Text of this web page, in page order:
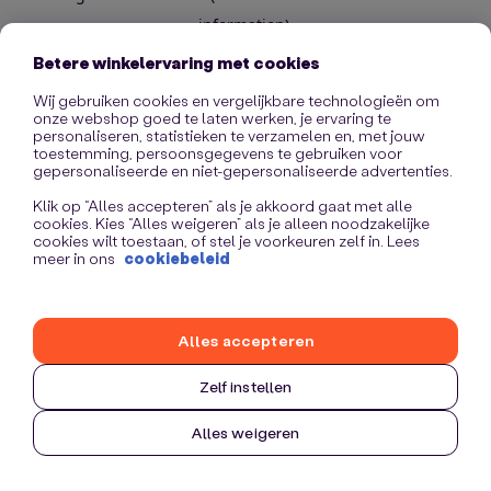
information).
Betere winkelervaring met cookies
Wij gebruiken cookies en vergelijkbare technologieën om
onze webshop goed te laten werken, je ervaring te
personaliseren, statistieken te verzamelen en, met jouw
toestemming, persoonsgegevens te gebruiken voor
gepersonaliseerde en niet-gepersonaliseerde advertenties.
Klik op “Alles accepteren” als je akkoord gaat met alle
cookies. Kies “Alles weigeren” als je alleen noodzakelijke
cookies wilt toestaan, of stel je voorkeuren zelf in. Lees
meer in ons cookiebeleid
Zelf instellen
Alles weigeren
Alles accepteren